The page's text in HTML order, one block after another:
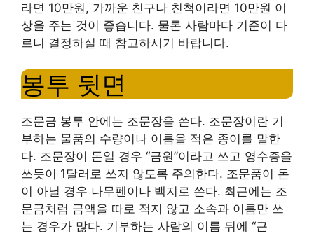
라면 10만원, 가까운 친구나 친척이라면 10만원 이
상을 주는 것이 좋습니다. 물론 사람마다 기준이 다
르니 결정하실 때 참고하시기 바랍니다.
봉투 뒷면
조문금 봉투 안에는 조문장을 쓴다. 조문장이란 기
부하는 물품의 수량이나 이름을 적은 종이를 말한
다. 조문장이 돈일 경우 “금원”이라고 쓰고 영수증을
쓰듯이 1달러로 쓰지 않도록 주의한다. 조문품이 돈
이 아닐 경우 나무펜이나 백지로 쓴다. 최근에는 조
문금처럼 금액을 따로 적지 않고 소속과 이름만 쓰
는 경우가 많다. 기부하는 사람의 이름 뒤에 “근